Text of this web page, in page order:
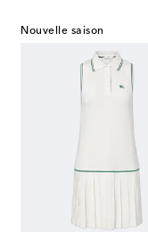
Nouvelle saison